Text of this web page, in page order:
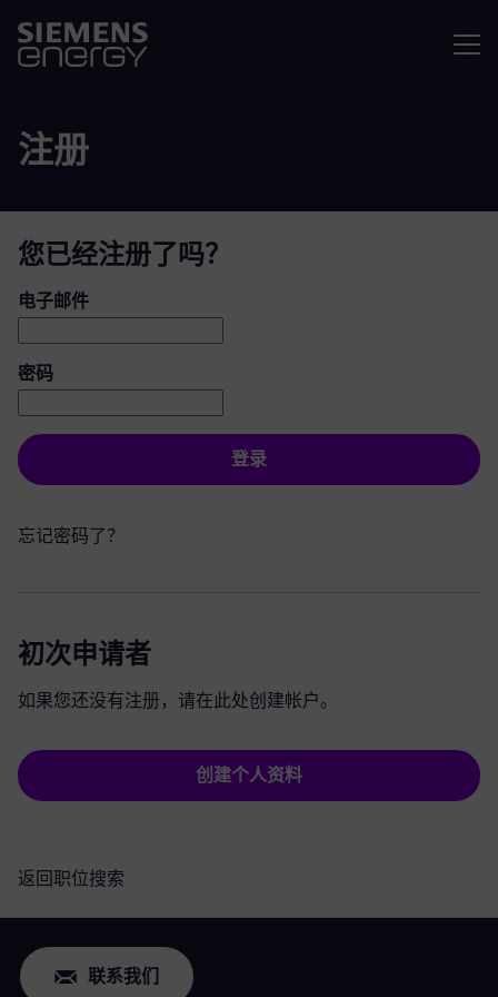
注册
您已经注册了吗？
登录：用户和密码
电子邮件
密码
登录
忘记密码了？
初次申请者
如果您还没有注册，请在此处创建帐户。
创建个人资料
返回职位搜索
联系我们